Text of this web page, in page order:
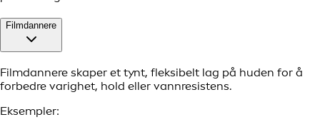
Filmdannere
Filmdannere skaper et tynt, fleksibelt lag på huden for å
forbedre varighet, hold eller vannresistens.
Eksempler: